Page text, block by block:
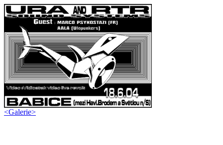
<Galerie>